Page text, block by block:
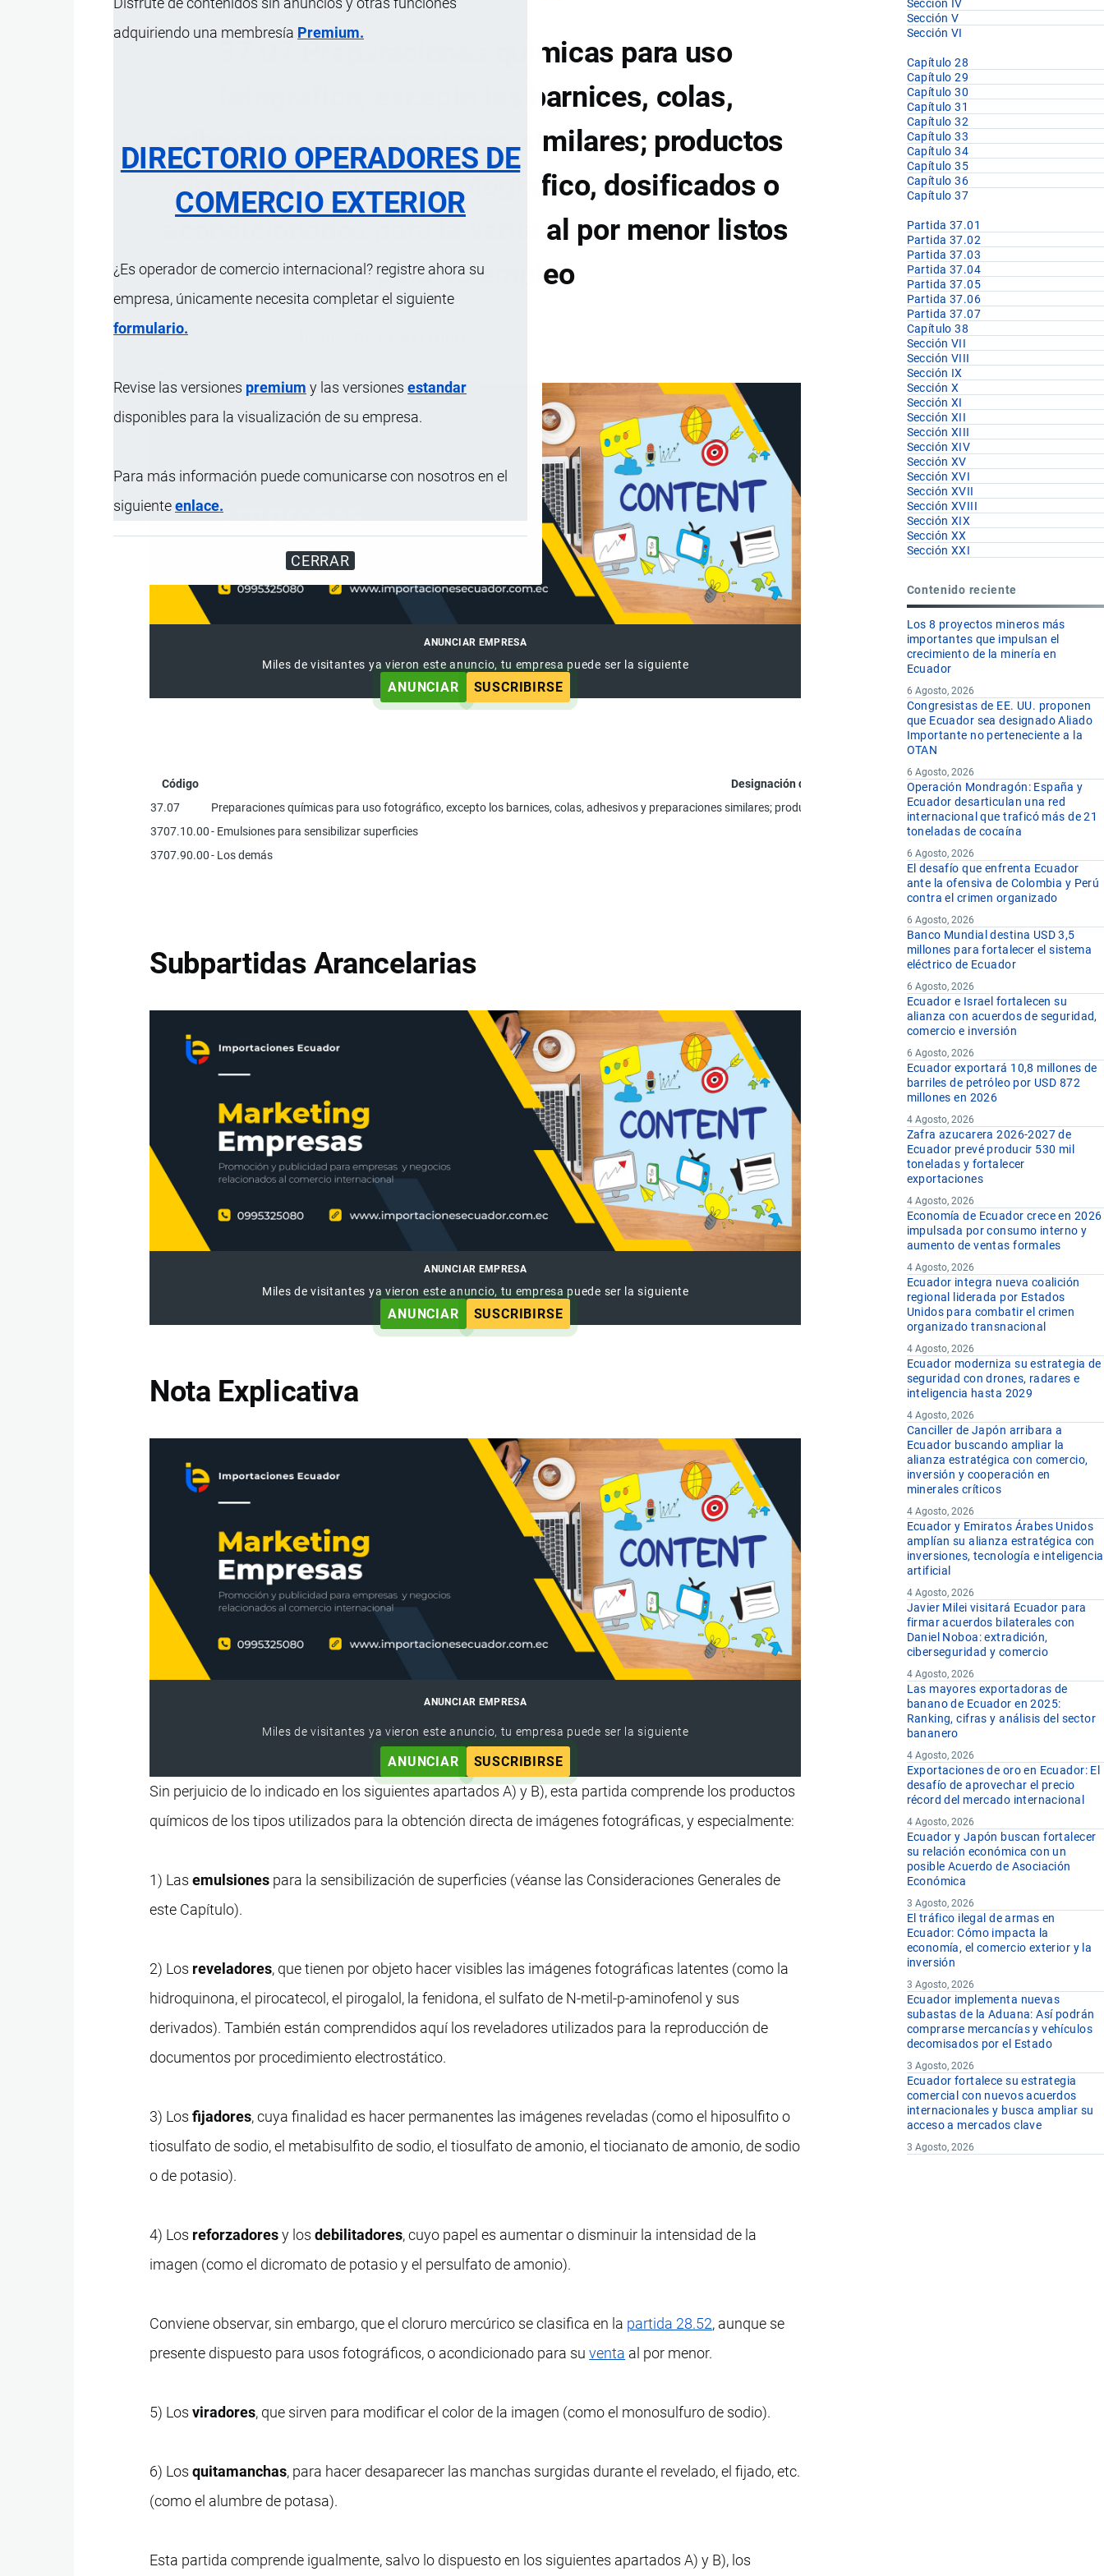
adquiriendo una membresía Premium.
DIRECTORIO OPERADORES DE
COMERCIO EXTERIOR
¿Es operador de comercio internacional? registre ahora su
empresa, únicamente necesita completar el siguiente
formulario.
Revise las versiones premium y las versiones estandar
disponibles para la visualización de su empresa.
Para más información puede comunicarse con nosotros en el
siguienteenlace.
CERRAR
37.07 Preparaciones químicas para uso
fotográfico, excepto los barnices, colas,
adhesivos y preparaciones similares; productos
sin mezclar para uso fotográfico, dosificados o
acondicionados para la venta al por menor listos
para su empleo
ANUNCIAR EMPRESA
Miles de visitantes ya vieron este anuncio, tu empresa puede ser la siguiente
ANUNCIAR SUSCRIBIRSE
Código
Designación de la Mercancía
37.07
Preparaciones químicas para uso fotográfico, excepto los barnices, colas, adhesivos y preparaciones similares; productos sin mezclar para uso fotográfico, dosificados o
3707.10.00- Emulsiones para sensibilizar superficies
3707.90.00- Los demás
Subpartidas Arancelarias
ANUNCIAR EMPRESA
Miles de visitantes ya vieron este anuncio, tu empresa puede ser la siguiente
ANUNCIAR SUSCRIBIRSE
Nota Explicativa
ANUNCIAR EMPRESA
Miles de visitantes ya vieron este anuncio, tu empresa puede ser la siguiente
ANUNCIAR SUSCRIBIRSE
Sin perjuicio de lo indicado en los siguientes apartados A) y B), esta partida comprende los productos
químicos de los tipos utilizados para la obtención directa de imágenes fotográficas, y especialmente:
1) Lasemulsiones para la sensibilización de superficies (véanse las Consideraciones Generales de
este Capítulo).
2) Los reveladores, que tienen por objeto hacer visibles las imágenes fotográficas latentes (como la
hidroquinona, el pirocatecol, el pirogalol, la fenidona, el sulfato de N-metil-p-aminofenol y sus
derivados). También están comprendidos aquí los reveladores utilizados para la reproducción de
documentos por procedimiento electrostático.
3) Losfijadores, cuya finalidad es hacer permanentes las imágenes reveladas (como el hiposulfito o
tiosulfato de sodio, el metabisulfito de sodio, el tiosulfato de amonio, el tiocianato de amonio, de sodio
o de potasio).
4) Los reforzadoresy losdebilitadores, cuyo papel es aumentar o disminuir la intensidad de la
imagen (como el dicromato de potasio y el persulfato de amonio).
Conviene observar, sin embargo, que el cloruro mercúrico se clasifica en la partida 28.52, aunque se
presente dispuesto para usos fotográficos, o acondicionado para suventa al por menor.
5) Losviradores, que sirven para modificar el color de la imagen (como el monosulfuro de sodio).
6) Losquitamanchas, para hacer desaparecer las manchas surgidas durante el revelado, el fijado, etc.
(como el alumbre de potasa).
Esta partida comprende igualmente, salvo lo dispuesto en los siguientes apartados A) y B), los
Sección IV
Sección V
Sección VI
Capítulo 28
Capítulo 29
Capítulo 30
Capítulo 31
Capítulo 32
Capítulo 33
Capítulo 34
Capítulo 35
Capítulo 36
Capítulo 37
Partida 37.01
Partida 37.02
Partida 37.03
Partida 37.04
Partida 37.05
Partida 37.06
Partida 37.07
Capítulo 38
Sección VII
Sección VIII
Sección IX
Sección X
Sección XI
Sección XII
Sección XIII
Sección XIV
Sección XV
Sección XVI
Sección XVII
Sección XVIII
Sección XIX
Sección XX
Sección XXI
Contenido reciente
Los 8 proyectos mineros más
importantes que impulsan el
crecimiento de la minería en
Ecuador
6 Agosto, 2026
Congresistas de EE. UU. proponen
que Ecuador sea designado Aliado
Importante no perteneciente a la
OTAN
6 Agosto, 2026
Operación Mondragón: España y
Ecuador desarticulan una red
internacional que traficó más de 21
toneladas de cocaína
6 Agosto, 2026
El desafío que enfrenta Ecuador
ante la ofensiva de Colombia y Perú
contra el crimen organizado
6 Agosto, 2026
Banco Mundial destina USD 3,5
millones para fortalecer el sistema
eléctrico de Ecuador
6 Agosto, 2026
Ecuador e Israel fortalecen su
alianza con acuerdos de seguridad,
comercio e inversión
6 Agosto, 2026
Ecuador exportará 10,8 millones de
barriles de petróleo por USD 872
millones en 2026
4 Agosto, 2026
Zafra azucarera 2026-2027 de
Ecuador prevé producir 530 mil
toneladas y fortalecer
exportaciones
4 Agosto, 2026
Economía de Ecuador crece en 2026
impulsada por consumo interno y
aumento de ventas formales
4 Agosto, 2026
Ecuador integra nueva coalición
regional liderada por Estados
Unidos para combatir el crimen
organizado transnacional
4 Agosto, 2026
Ecuador moderniza su estrategia de
seguridad con drones, radares e
inteligencia hasta 2029
4 Agosto, 2026
Canciller de Japón arribara a
Ecuador buscando ampliar la
alianza estratégica con comercio,
inversión y cooperación en
minerales críticos
4 Agosto, 2026
Ecuador y Emiratos Árabes Unidos
amplían su alianza estratégica con
inversiones, tecnología e inteligencia
artificial
4 Agosto, 2026
Javier Milei visitará Ecuador para
firmar acuerdos bilaterales con
Daniel Noboa: extradición,
ciberseguridad y comercio
4 Agosto, 2026
Las mayores exportadoras de
banano de Ecuador en 2025:
Ranking, cifras y análisis del sector
bananero
4 Agosto, 2026
Exportaciones de oro en Ecuador: El
desafío de aprovechar el precio
récord del mercado internacional
4 Agosto, 2026
Ecuador y Japón buscan fortalecer
su relación económica con un
posible Acuerdo de Asociación
Económica
3 Agosto, 2026
El tráfico ilegal de armas en
Ecuador: Cómo impacta la
economía, el comercio exterior y la
inversión
3 Agosto, 2026
Ecuador implementa nuevas
subastas de la Aduana: Así podrán
comprarse mercancías y vehículos
decomisados por el Estado
3 Agosto, 2026
Ecuador fortalece su estrategia
comercial con nuevos acuerdos
internacionales y busca ampliar su
acceso a mercados clave
3 Agosto, 2026